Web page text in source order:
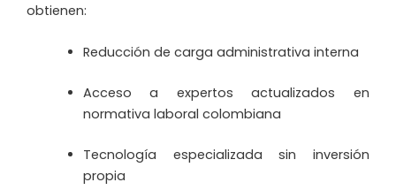
obtienen:
Reducción de carga administrativa interna
Acceso a expertos actualizados en
normativa laboral colombiana
Tecnología especializada sin inversión
propia